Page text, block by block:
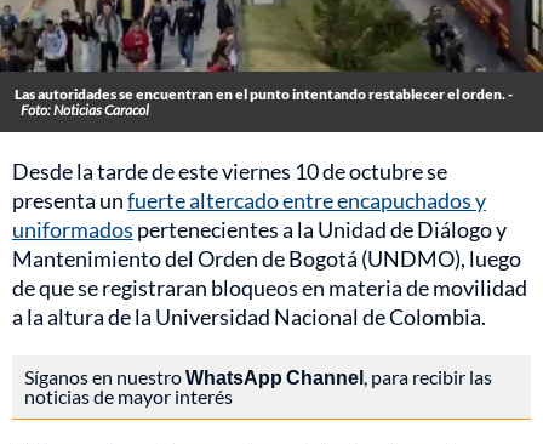
Las autoridades se encuentran en el punto intentando restablecer el orden. -
Foto: Noticias Caracol
Desde la tarde de este viernes 10 de octubre se
presenta unfuerte altercado entre encapuchados y
uniformados pertenecientes a la Unidad de Diálogo y
Mantenimiento del Orden de Bogotá (UNDMO), luego
de que se registraran bloqueos en materia de movilidad
a la altura de la Universidad Nacional de Colombia.
Síganos en nuestroWhatsApp Channel, para recibir las
noticias de mayor interés